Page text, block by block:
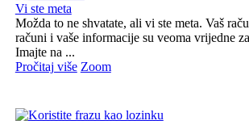
Vi ste meta
Možda to ne shvatate, ali vi ste meta. Vaš
računi i vaše informacije su veoma vrijedne
Imajte na ...
Pročitaj više Zoom